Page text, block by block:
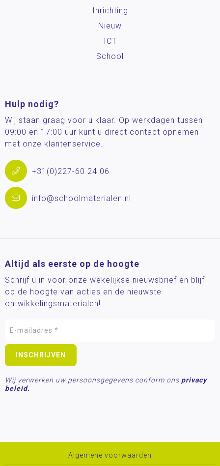
Inrichting
Nieuw
ICT
School
Hulp nodig?
Wij staan graag voor u klaar. Op werkdagen tussen
09:00 en 17:00 uur kunt u direct contact opnemen
met onze klantenservice.
+31(0)227-60 24 06
info@schoolmaterialen.nl
Altijd als eerste op de hoogte
Schrijf u in voor onze wekelijkse nieuwsbrief en blijf
op de hoogte van acties en de nieuwste
ontwikkelingsmaterialen!
Wij verwerken uw persoonsgegevens conform ons privacy
beleid.
Algemene voorwaarden